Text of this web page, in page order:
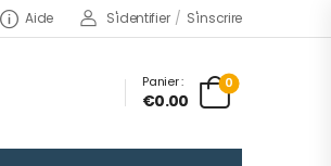
Aide S'identifier / S'inscrire
Panier :
€0.00
0